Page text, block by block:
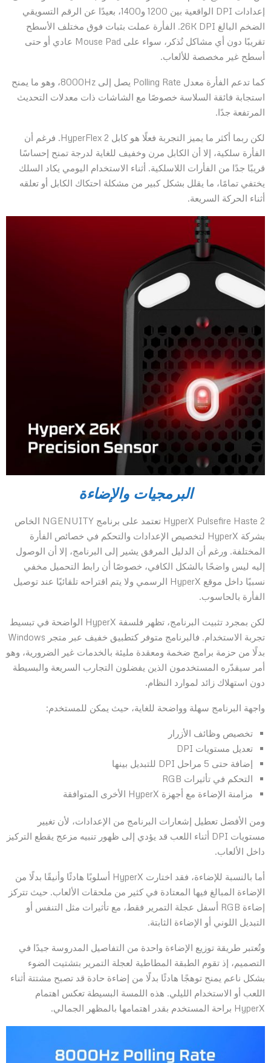
إعدادات DPI الواقعية بين 1200 و1400، بعيدًا عن الرقم التسويقي
الضخم البالغ 26K DPI. الفأرة عملت بثبات فوق مختلف الأسطح
تقريبًا دون أي مشاكل تُذكر، سواء على Mouse Pad عادي أو حتى
أسطح غير مخصصة للألعاب.
كما تدعم الفأرة معدل Polling Rate يصل إلى 8000Hz، وهو ما يمنح
استجابة فائقة السلاسة خصوصًا مع الشاشات ذات معدلات التحديث
المرتفعة جدًا.
لكن ربما أكثر ما يميز التجربة فعلًا هو كابل HyperFlex 2. فرغم أن
الفأرة سلكية، إلا أن الكابل مرن وخفيف للغاية لدرجة تمنح إحساسًا
قريبًا جدًا من الفأرات اللاسلكية. أثناء الاستخدام اليومي يكاد السلك
يختفي تمامًا، ما يقلل بشكل كبير من مشكلة احتكاك الكابل أو تعلقه
أثناء الحركة السريعة.
البرمجيات والإضاءة
HyperX Pulsefire Haste 2 تعتمد على برنامج NGENUITY الخاص
بشركة HyperX لتخصيص الإعدادات والتحكم في خصائص الفأرة
المختلفة. ورغم أن الدليل المرفق يشير إلى البرنامج، إلا أن الوصول
إليه ليس واضحًا بالشكل الكافي، خصوصًا أن رابط التحميل مخفي
نسبيًا داخل موقع HyperX الرسمي ولا يتم اقتراحه تلقائيًا عند توصيل
الفأرة بالحاسوب.
لكن بمجرد تثبيت البرنامج، تظهر فلسفة HyperX الواضحة في تبسيط
تجربة الاستخدام. فالبرنامج متوفر كتطبيق خفيف عبر متجر Windows
بدلًا من حزمة برامج ضخمة ومعقدة مليئة بالخدمات غير الضرورية، وهو
أمر سيقدّره المستخدمون الذين يفضلون التجارب السريعة والبسيطة
دون استهلاك زائد لموارد النظام.
واجهة البرنامج سهلة وواضحة للغاية، حيث يمكن للمستخدم:
تخصيص وظائف الأزرار
تعديل مستويات DPI
إضافة حتى 5 مراحل DPI للتبديل بينها
التحكم في تأثيرات RGB
مزامنة الإضاءة مع أجهزة HyperX الأخرى المتوافقة
ومن الأفضل تعطيل إشعارات البرنامج من الإعدادات، لأن تغيير
مستويات DPI أثناء اللعب قد يؤدي إلى ظهور تنبيه مزعج يقطع التركيز
داخل الألعاب.
أما بالنسبة للإضاءة، فقد اختارت HyperX أسلوبًا هادئًا وأنيقًا بدلًا من
الإضاءة المبالغ فيها المعتادة في كثير من ملحقات الألعاب. حيث تتركز
إضاءة RGB أسفل عجلة التمرير فقط، مع تأثيرات مثل التنفس أو
التبديل اللوني أو الإضاءة الثابتة.
وتُعتبر طريقة توزيع الإضاءة واحدة من التفاصيل المدروسة جيدًا في
التصميم، إذ تقوم الطبقة المطاطية لعجلة التمرير بتشتيت الضوء
بشكل ناعم يمنح توهجًا هادئًا بدلًا من إضاءة حادة قد تصبح مشتتة أثناء
اللعب أو الاستخدام الليلي. هذه اللمسة البسيطة تعكس اهتمام
HyperX براحة المستخدم بقدر اهتمامها بالمظهر الجمالي.